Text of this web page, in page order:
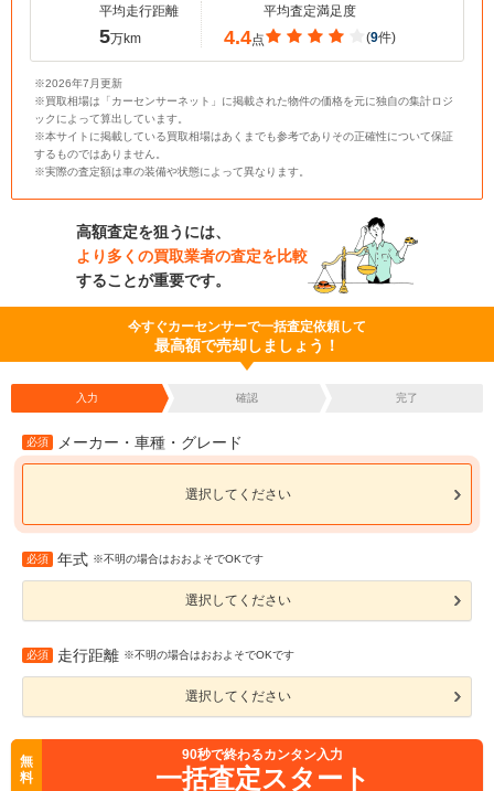
平均走行距離
5万km
平均査定満足度
4.4点 (9件)
※2026年7月更新
※買取相場は「カーセンサーネット」に掲載された物件の価格を元に独自の集計ロジ
ックによって算出しています。
※本サイトに掲載している買取相場はあくまでも参考でありその正確性について保証
するものではありません。
※実際の査定額は車の装備や状態によって異なります。
高額査定を狙うには、
より多くの買取業者の査定を比較
することが重要です。
今すぐカーセンサーで一括査定依頼して
最高額で売却しましょう！
入力 確認 完了
必須 メーカー・車種・グレード
選択してください
必須 年式 ※不明の場合はおおよそでOKです
選択してください
必須 走行距離 ※不明の場合はおおよそでOKです
選択してください
無
料
90秒で終わるカンタン入力
一括査定スタート